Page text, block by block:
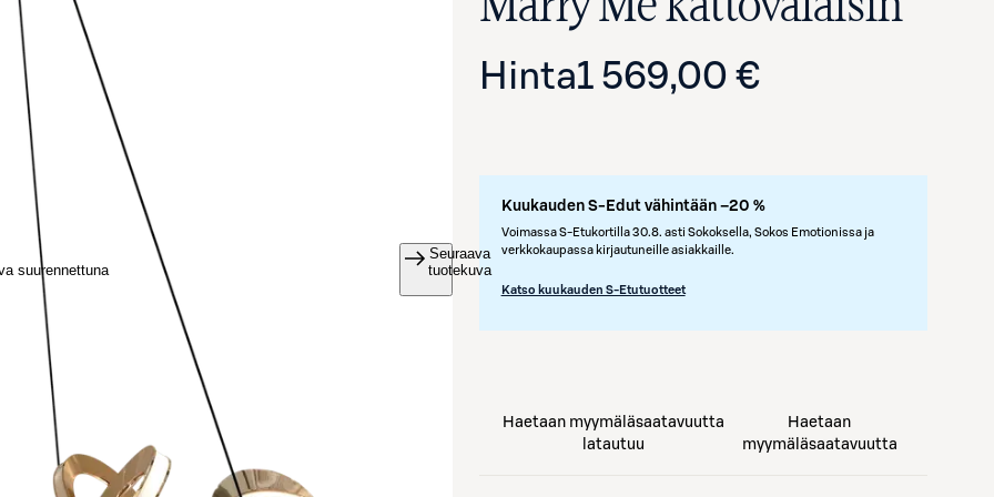
suurennettuna
Seuraava
tuotekuva
Hinta1 569,00 €
Kuukauden S-Edut vähintään –20 %
Voimassa S-Etukortilla 30.8. asti Sokoksella, Sokos Emotionissa ja
verkkokaupassa kirjautuneille asiakkaille.
Katso kuukauden S-Etutuotteet
Haetaan myymäläsaatavuutta
latautuu
Haetaan
myymäläsaatavuutta